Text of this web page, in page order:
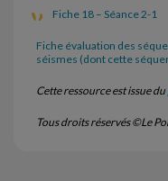
Fiche 18 – Séance 2-1
Fiche évaluation des
séismes (dont cette
Cette ressource est issue du
Tous droits réservés ©Le